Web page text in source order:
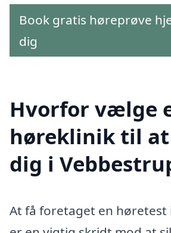
Book gratis høreprøve
dig
Hvorfor vælge
høreklinik til at
dig i
At få foretaget en høretest